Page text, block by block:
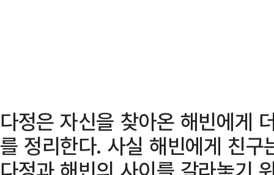
다정은 자신을 찾아온 해빈에게
를 정리한다. 사실 해빈에게 친